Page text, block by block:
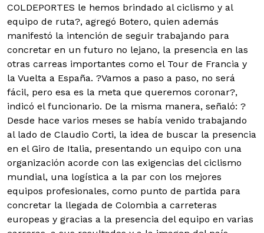
COLDEPORTES le hemos brindado al ciclismo y al
equipo de ruta?, agregó Botero, quien además
manifestó la intención de seguir trabajando para
concretar en un futuro no lejano, la presencia en las
otras carreas importantes como el Tour de Francia y
la Vuelta a España. ?Vamos a paso a paso, no será
fácil, pero esa es la meta que queremos coronar?,
indicó el funcionario. De la misma manera, señaló: ?
Desde hace varios meses se había venido trabajando
al lado de Claudio Corti, la idea de buscar la presencia
en el Giro de Italia, presentando un equipo con una
organización acorde con las exigencias del ciclismo
mundial, una logística a la par con los mejores
equipos profesionales, como punto de partida para
concretar la llegada de Colombia a carreteras
europeas y gracias a la presencia del equipo en varias